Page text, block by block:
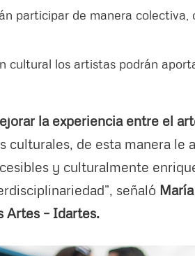
participar de manera colectiva,
cultural los artistas podrán
la experiencia entre el
culturales, de esta manera le
y culturalmente
señaló
Artes – Idartes.